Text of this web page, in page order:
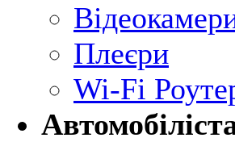
Плеєри
Wi-Fi